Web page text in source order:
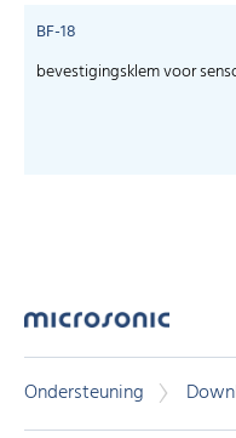
BF-18
bevestigingsklem voor
Ondersteuning